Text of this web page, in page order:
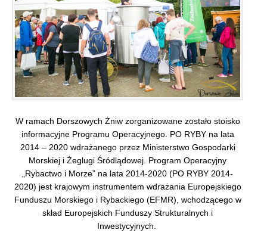
W ramach Dorszowych Żniw zorganizowane zostało stoisko
informacyjne Programu Operacyjnego. PO RYBY na lata
2014 – 2020 wdrażanego przez Ministerstwo Gospodarki
Morskiej i Żeglugi Śródlądowej. Program Operacyjny
„Rybactwo i Morze” na lata 2014-2020 (PO RYBY 2014-
2020) jest krajowym instrumentem wdrażania Europejskiego
Funduszu Morskiego i Rybackiego (EFMR), wchodzącego w
skład Europejskich Funduszy Strukturalnych i
Inwestycyjnych.